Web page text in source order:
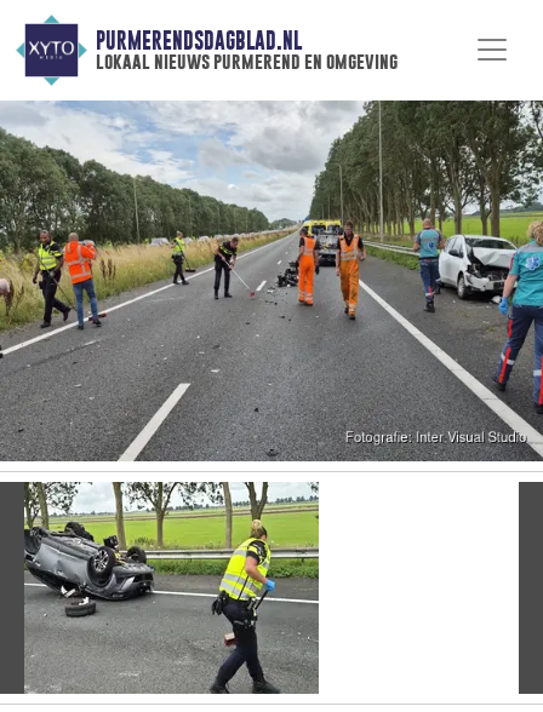
PURMERENDSDAGBLAD.NL
lokaal nieuws purmerend en omgeving
Vorige